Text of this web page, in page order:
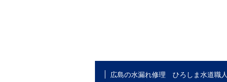
広島の水漏れ修理 ひろしま水道職人